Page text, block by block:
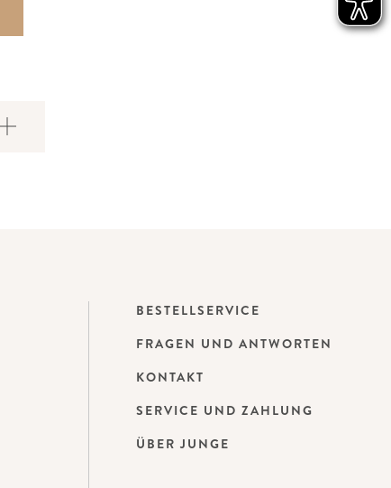
BESTELLSERVICE
FRAGEN UND ANTWORTEN
KONTAKT
SERVICE UND ZAHLUNG
ÜBER JUNGE